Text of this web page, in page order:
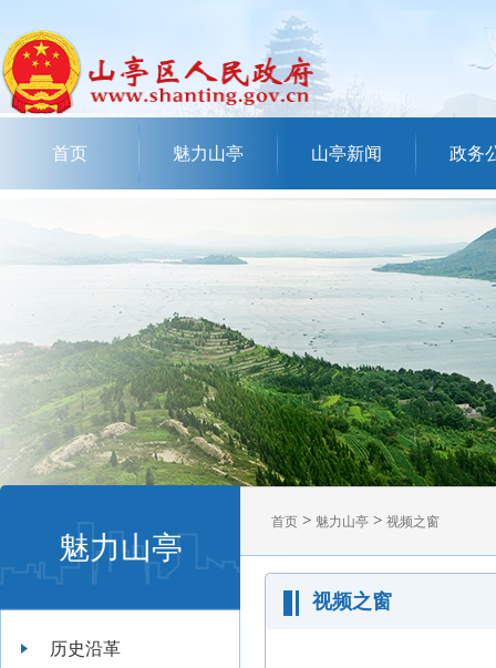
首页 魅力山亭 山亭新闻 政务
魅力山亭
历史沿革
首页 > 魅力山亭 > 视频之窗
视频之窗